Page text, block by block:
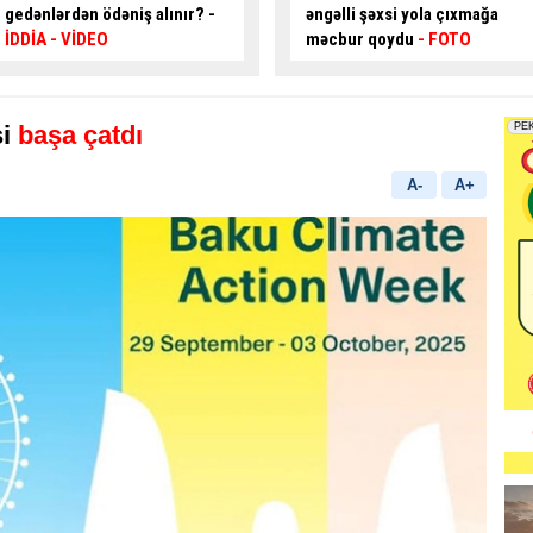
əngəlli şəxsi yola çıxmağa
məcbur qoydu
modeli tətbiq oluna bilər?
AÇIQLAMA
başa çatdı
A- A+